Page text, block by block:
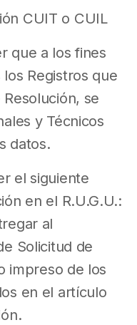
CUIT o CUIL
que a los fines
Registros que
se
y Técnicos
datos.
el siguiente
en el R.U.G.U.:
al
Solicitud de
impreso de los
en el artículo